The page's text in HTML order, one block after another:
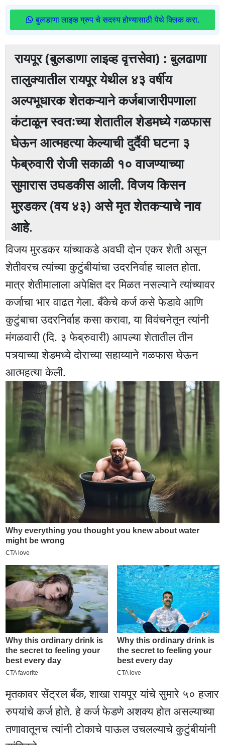
बुलडाणा लाइव्ह ग्रुप चे सदस्य होण्यासाठी येथे क्लिक करा.
रायपूर (बुलडाणा लाइव्ह वृत्तसेवा) : बुलढाणा
तालुक्यातील रायपूर येथील ४३ वर्षीय
अल्पभूधारक शेतकऱ्याने कर्जबाजारीपणाला
कंटाळून स्वतःच्या शेतातील शेडमध्ये गळफास
घेऊन आत्महत्या केल्याची दुर्दैवी घटना ३
फेब्रुवारी रोजी सकाळी १० वाजण्याच्या
सुमारास उघडकीस आली. विजय किसन
मुरडकर (वय ४३) असे मृत शेतकऱ्याचे नाव
आहे.
विजय मुरडकर यांच्याकडे अवघी दोन एकर शेती असून
शेतीवरच त्यांच्या कुटुंबीयांचा उदरनिर्वाह चालत होता.
मात्र शेतीमालाला अपेक्षित दर मिळत नसल्याने त्यांच्यावर
कर्जाचा भार वाढत गेला. बँकेचे कर्ज कसे फेडावे आणि
कुटुंबाचा उदरनिर्वाह कसा करावा, या विवंचनेतून त्यांनी
मंगळवारी (दि. ३ फेब्रुवारी) आपल्या शेतातील तीन
पत्र्याच्या शेडमध्ये दोराच्या सहाय्याने गळफास घेऊन
आत्महत्या केली.
मृतकावर सेंट्रल बँक, शाखा रायपूर यांचे सुमारे ५० हजार
रुपयांचे कर्ज होते. हे कर्ज फेडणे अशक्य होत असल्याच्या
तणावातूनच त्यांनी टोकाचे पाऊल उचलल्याचे कुटुंबीयांनी